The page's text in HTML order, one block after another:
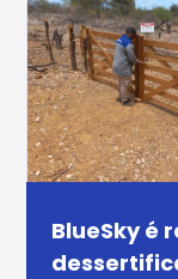
BlueSky é